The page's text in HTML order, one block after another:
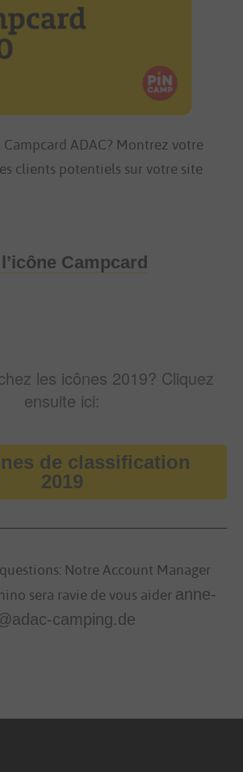
ADAC? Montrez votre
clients potentiels sur votre site
Campcard
les icônes 2019? Cliquez
ensuite ici:
de classification
2019
Notre Account Manager
sera ravie de vous aider anne-
camping.de